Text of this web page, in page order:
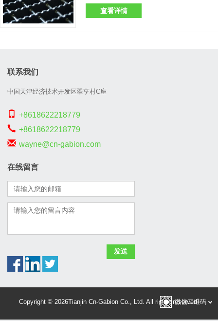
锌的优点在于他的防腐能力强，镀锌层的附着力
和硬度较好。产品镀锌后重量有所增加，我们常
查看详情
联系我们
中国天津经济技术开发区翠亨村C座
+8618622218779
+8618622218779
wayne@cn-gabion.com
在线留言
Copyright © 2026Tianjin Cn-Gabion Co., Ltd. All rights reserved.
微信二维码